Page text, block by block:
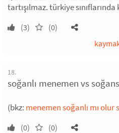
tartışılmaz. türkiye
(3) (0)
18.
soğanlı menemen vs
(bkz: menemen soğanlı mı olur
(0) (0)